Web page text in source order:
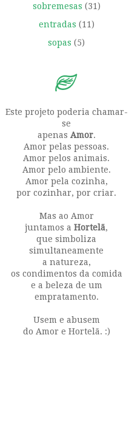
sobremesas (31)
entradas (11)
sopas (5)
Este projeto poderia chamar-
se
apenas Amor.
Amor pelas pessoas.
Amor pelos animais.
Amor pelo ambiente.
Amor pela cozinha,
por cozinhar, por criar.
Mas ao Amor
juntamos a Hortelã,
que simboliza
simultaneamente
a natureza,
os condimentos da comida
e a beleza de um
empratamento.
Usem e abusem
do Amor e Hortelã. :)